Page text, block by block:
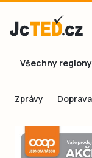
E-mail
Všechny regiony
Zprávy Doprava